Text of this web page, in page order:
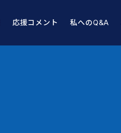
応援コメント 私へのQ&A